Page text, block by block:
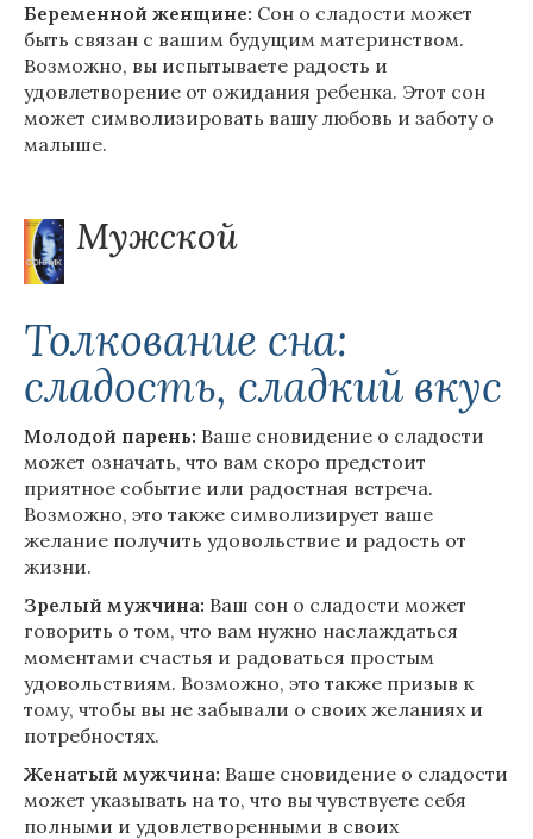
Беременной женщине: Сон о сладости может
быть связан с вашим будущим материнством.
Возможно, вы испытываете радость и
удовлетворение от ожидания ребенка. Этот сон
может символизировать вашу любовь и заботу о
малыше.
Мужской
Толкование сна:
сладость, сладкий вкус
Молодой парень: Ваше сновидение о сладости
может означать, что вам скоро предстоит
приятное событие или радостная встреча.
Возможно, это также символизирует ваше
желание получить удовольствие и радость от
жизни.
Зрелый мужчина: Ваш сон о сладости может
говорить о том, что вам нужно наслаждаться
моментами счастья и радоваться простым
удовольствиям. Возможно, это также призыв к
тому, чтобы вы не забывали о своих желаниях и
потребностях.
Женатый мужчина: Ваше сновидение о сладости
может указывать на то, что вы чувствуете себя
полными и удовлетворенными в своих